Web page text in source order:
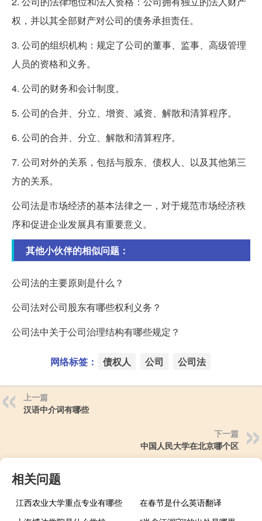
权，并以其全部财产对公司的债务承担责任。
3. 公司的组织机构：规定了公司的董事、监事、高级管理
人员的资格和义务。
4. 公司的财务和会计制度。
5. 公司的合并、分立、增资、减资、解散和清算程序。
6. 公司的合并、分立、解散和清算程序。
7. 公司对外的关系，包括与股东、债权人、以及其他第三
方的关系。
公司法是市场经济的基本法律之一，对于规范市场经济秩
序和促进企业发展具有重要意义。
其他小伙伴的相似问题：
公司法的主要原则是什么？
公司法对公司股东有哪些权利义务？
公司法中关于公司治理结构有哪些规定？
网络标签： 债权人 公司 公司法
上一篇
汉语中介词有哪些
下一篇
中国人民大学在北京哪个区
相关问题
江西农业大学重点专业有哪些
在春节是什么英语翻译